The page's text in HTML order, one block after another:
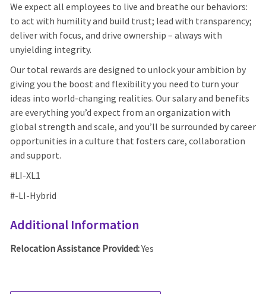
We expect all employees to live and breathe our behaviors:
to act with humility and build trust; lead with transparency;
deliver with focus, and drive ownership – always with
unyielding integrity.
Our total rewards are designed to unlock your ambition by
giving you the boost and flexibility you need to turn your
ideas into world-changing realities. Our salary and benefits
are everything you’d expect from an organization with
global strength and scale, and you’ll be surrounded by career
opportunities in a culture that fosters care, collaboration
and support.
#LI-XL1
#-LI-Hybrid
Additional Information
Relocation Assistance Provided:Yes